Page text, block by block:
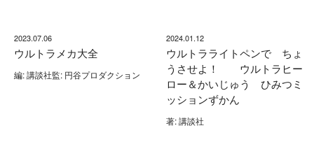
2023.07.06
ウルトラメカ大全
編: 講談社監: 円谷プロダクション
2024.01.12
ウルトラライトペンで ちょ
うさせよ！ ウルトラヒー
ロー＆かいじゅう ひみつミ
ッションずかん
著: 講談社